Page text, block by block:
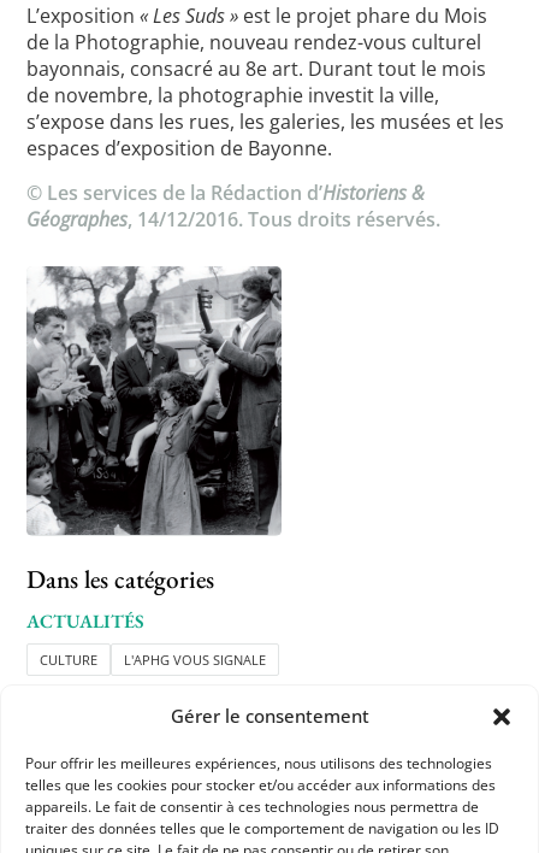
Gérer le consentement
Pour offrir les meilleures expériences, nous utilisons des technologies
telles que les cookies pour stocker et/ou accéder aux informations des
appareils. Le fait de consentir à ces technologies nous permettra de
traiter des données telles que le comportement de navigation ou les ID
L’exposition« Les Suds » est le projet phare du Mois
de la Photographie, nouveau rendez-vous culturel
bayonnais, consacré au 8e art. Durant tout le mois
de novembre, la photographie investit la ville,
s’expose dans les rues, les galeries, les musées et les
espaces d’exposition de Bayonne.
© Les services de la Rédaction d’Historiens &
Géographes, 14/12/2016. Tous droits réservés.
Dans les catégories
ACTUALITÉS
CULTURE L'APHG VOUS SIGNALE